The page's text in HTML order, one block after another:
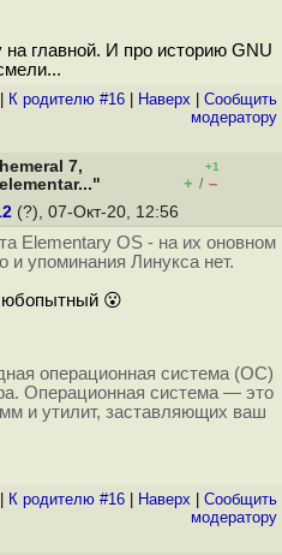
на главной. И про историю GNU
К родителю #16 Наверх
Cообщить
модератору
7,
+1
+ / –
(?), 07-Окт-20, 12:56
Elementary OS - на их оновном
упоминания Линукса нет.
😮
операционная система (ОС)
Операционная система — это
и утилит, заставляющих ваш
К родителю #16 Наверх
Cообщить
модератору